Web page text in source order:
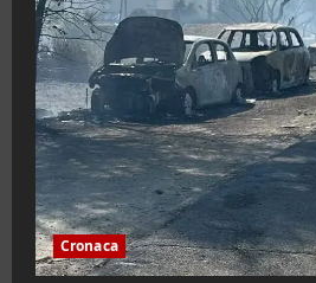
Cronaca